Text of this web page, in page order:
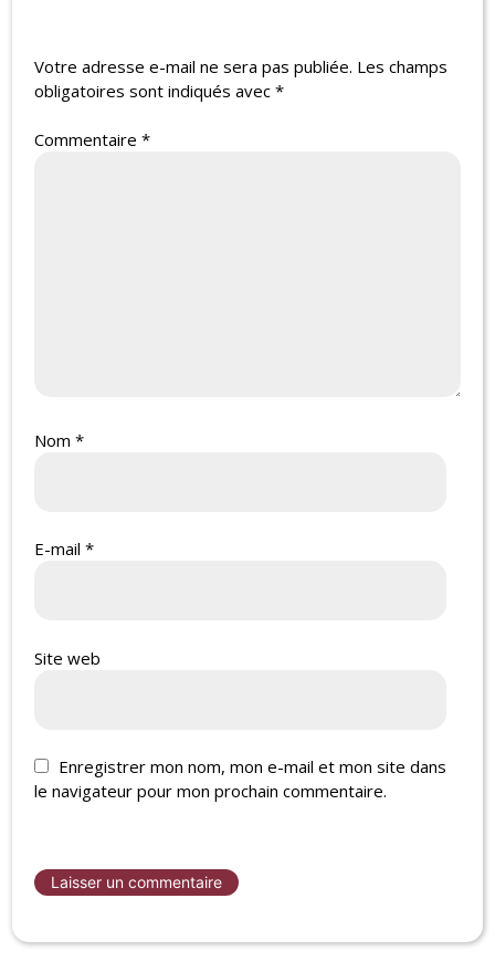
Votre adresse e-mail ne sera pas publiée. Les champs
obligatoires sont indiqués avec*
Commentaire*
Nom*
E-mail*
Site web
Enregistrer mon nom, mon e-mail et mon site dans
le navigateur pour mon prochain commentaire.